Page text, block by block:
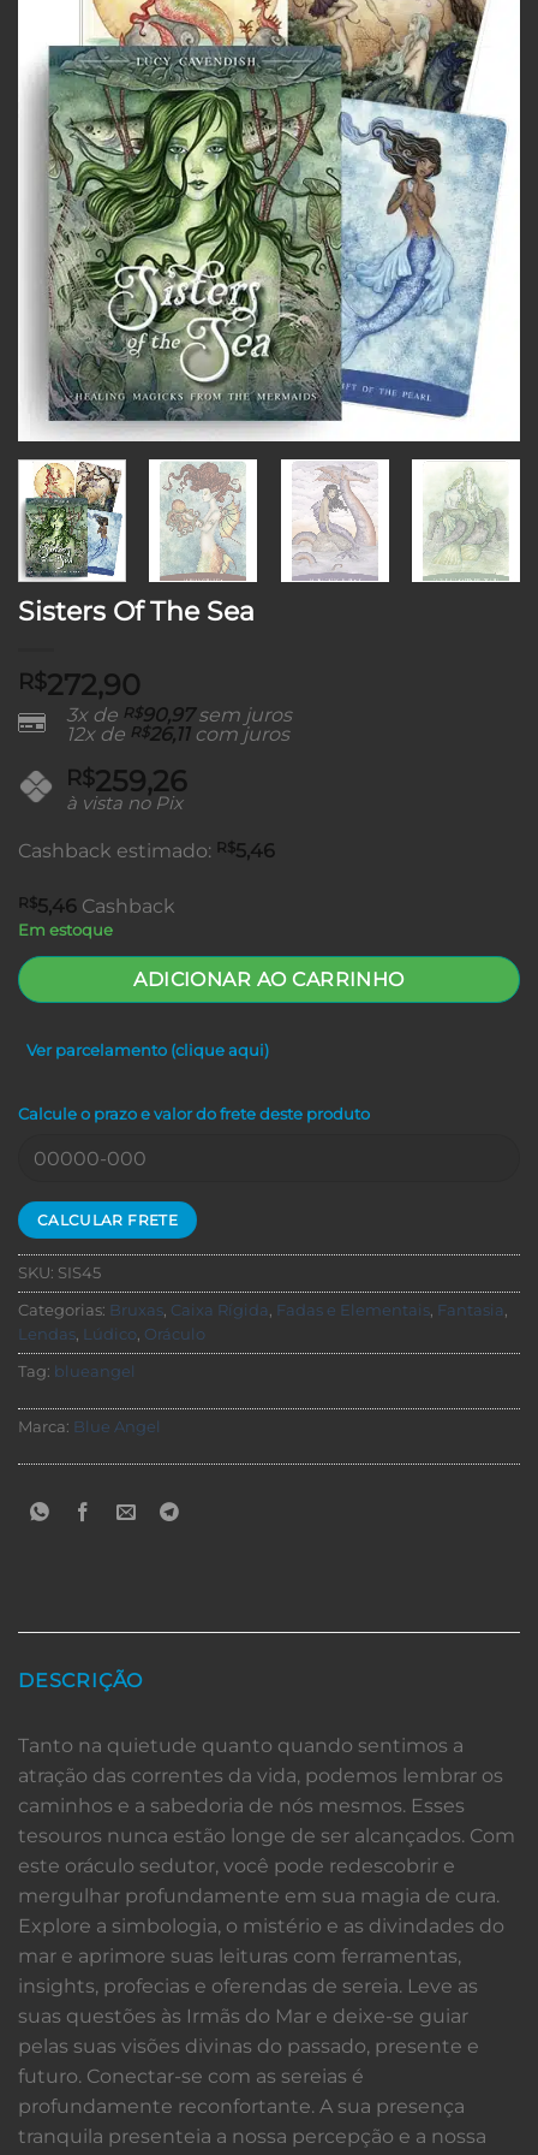
Sisters Of The Sea
R$272,90
3x de R$90,97sem juros
12x de R$26,11com juros
R$259,26
à vista no Pix
Cashback estimado: R$5,46
R$5,46 Cashback
Em estoque
ADICIONAR AO CARRINHO
Ver parcelamento (clique aqui)
Calcule o prazo e valor do frete deste produto
SKU: SIS45
Categorias: Bruxas Caixa Rígida Fadas e Elementais Fantasia
Lendas Lúdico Oráculo
Tag: blueangel
Marca: Blue Angel
DESCRIÇÃO
Tanto na quietude quanto quando sentimos a
atração das correntes da vida, podemos lembrar os
caminhos e a sabedoria de nós mesmos. Esses
tesouros nunca estão longe de ser alcançados. Com
este oráculo sedutor, você pode redescobrir e
mergulhar profundamente em sua magia de cura.
Explore a simbologia, o mistério e as divindades do
mar e aprimore suas leituras com ferramentas,
insights, profecias e oferendas de sereia. Leve as
suas questões às Irmãs do Mar e deixe-se guiar
pelas suas visões divinas do passado, presente e
futuro. Conectar-se com as sereias é
profundamente reconfortante. A sua presença
tranquila presenteia a nossa percepção e a nossa